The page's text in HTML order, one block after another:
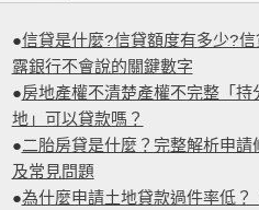
●信貸是什麼?信貸額度有多少?
露銀行不會說的關鍵數字
●房地產權不清楚產權不完整「持
地」可以貸款嗎？
●二胎房貸是什麼？完整解析申請
及常見問題
●為什麼申請土地貸款過件率低？